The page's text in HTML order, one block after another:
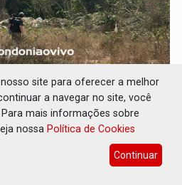
se mobiliza para
de rapaz desaparecido
site para oferecer a melhor
a navegar no site, você
mais informações sobre
nossa Política de Cookies
Continuar